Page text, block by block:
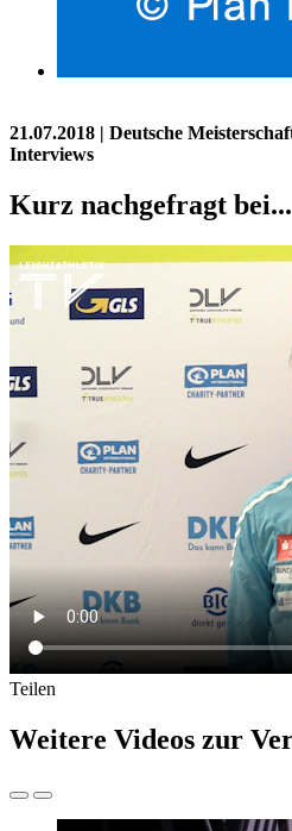
21.07.2018 | Deutsche
Interviews
Kurz nachgefragt
Teilen
Weitere Videos zur